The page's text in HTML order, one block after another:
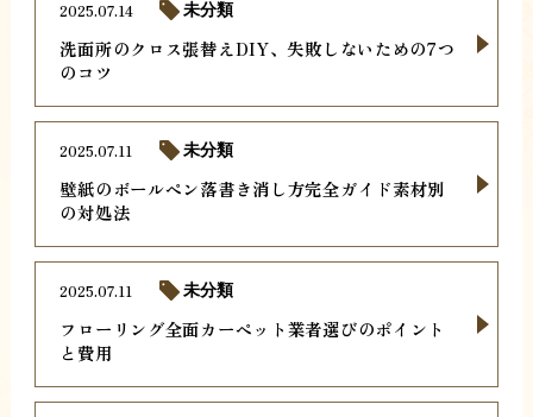
洗面所のクロス張替えDIY、失敗しないための7つ
のコツ
2025.07.14 未分類
壁紙のボールペン落書き消し方完全ガイド素材別
の対処法
2025.07.11 未分類
フローリング全面カーペット業者選びのポイント
と費用
2025.07.11 未分類